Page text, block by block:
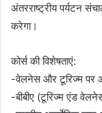
अंतरराष्ट्रीय पर्यटन
करेगा।
कोर्स की विशेषताएं:
-वेलनेस और टूरिज्म पर
-बीबीए (टूरिज्म एंड